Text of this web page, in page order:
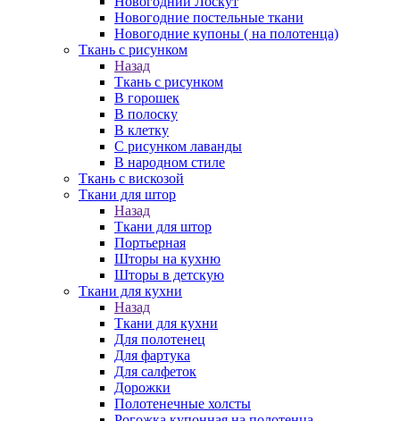
Новогодние постельные ткани
Новогодние купоны ( на полотенца)
Ткань с рисунком
Назад
Ткань с рисунком
В горошек
В полоску
В клетку
С рисунком лаванды
В народном стиле
Ткань с вискозой
Ткани для штор
Назад
Ткани для штор
Портьерная
Шторы на кухню
Шторы в детскую
Ткани для кухни
Назад
Ткани для кухни
Для полотенец
Для фартука
Для салфеток
Дорожки
Полотенечные холсты